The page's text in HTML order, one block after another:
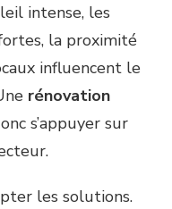
intense, les
la proximité
influencent le
rénovation
s’appuyer sur
les solutions.